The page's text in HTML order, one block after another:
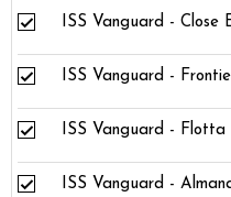
ISS Vanguard - Close
ISS Vanguard -
ISS Vanguard -
ISS Vanguard -